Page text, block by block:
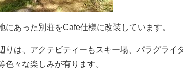
にあった別荘をCafe仕様に改装しています。
りは、アクテビティーもスキー場、パラグライ
色々な楽しみが有ります。